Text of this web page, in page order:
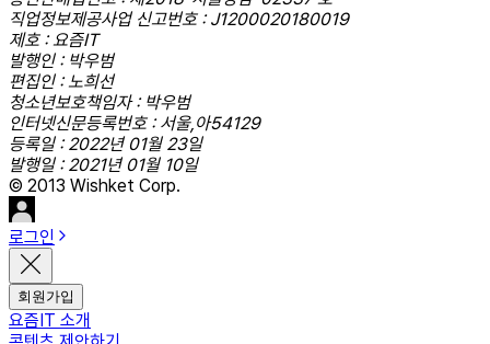
직업정보제공사업 신고번호 : J1200020180019
제호 : 요즘IT
발행인 : 박우범
편집인 : 노희선
청소년보호책임자 : 박우범
인터넷신문등록번호 : 서울,아54129
등록일 : 2022년 01월 23일
발행일 : 2021년 01월 10일
© 2013 Wishket Corp.
로그인
회원가입
요즘IT 소개